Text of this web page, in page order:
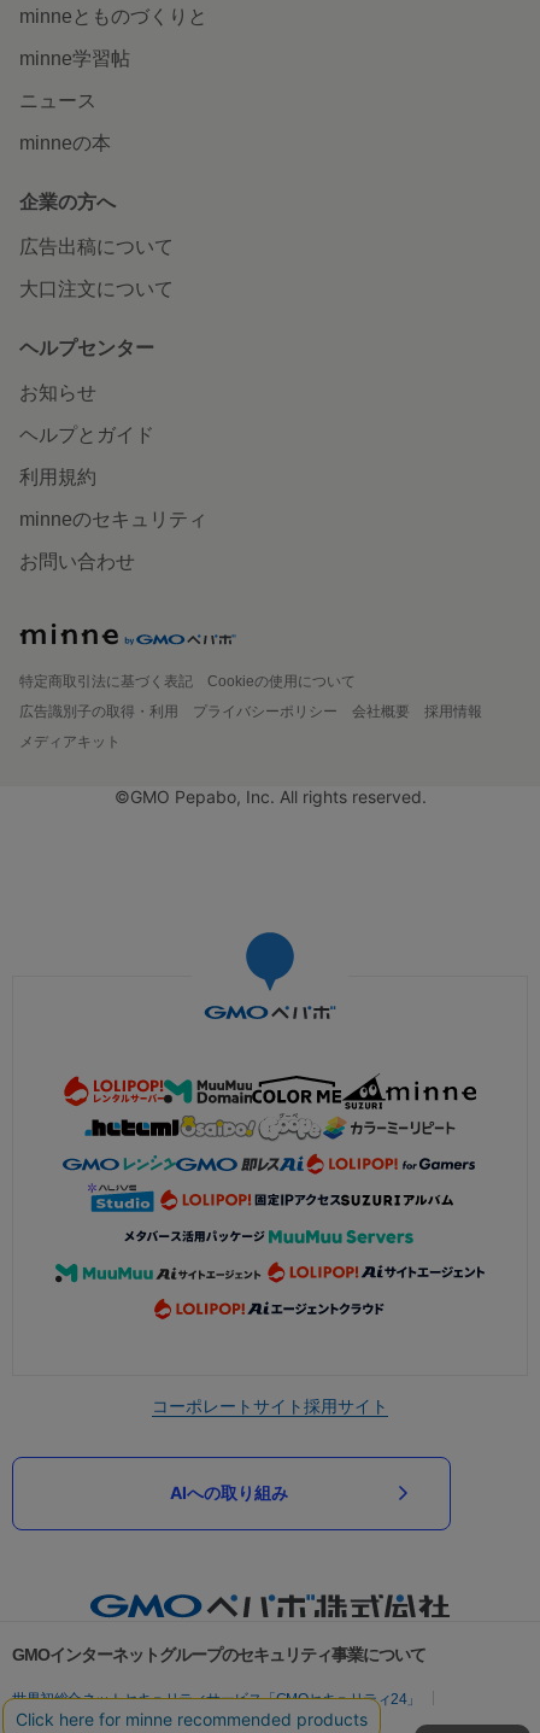
minneとものづくりと
minne学習帖
ニュース
minneの本
企業の方へ
広告出稿について
大口注文について
ヘルプセンター
お知らせ
ヘルプとガイド
利用規約
minneのセキュリティ
お問い合わせ
特定商取引法に基づく表記
Cookieの使用について
広告識別子の取得・利用
プライバシーポリシー 会社概要
採用情報
メディアキット
©GMO Pepabo, Inc. All rights reserved.
コーポレートサイト採用サイト
AIへの取り組み
GMOインターネットグループのセキュリティ事業について
世界初総合ネットセキュリティサービス「GMOセキュリティ24」
パスワード漏洩診断
Webサイトリスク診断